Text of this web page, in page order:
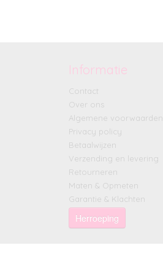
Informatie
Contact
Over ons
Algemene voorwaarden
Privacy policy
Betaalwijzen
Verzending en levering
Retourneren
Maten & Opmeten
Garantie & Klachten
Herroeping